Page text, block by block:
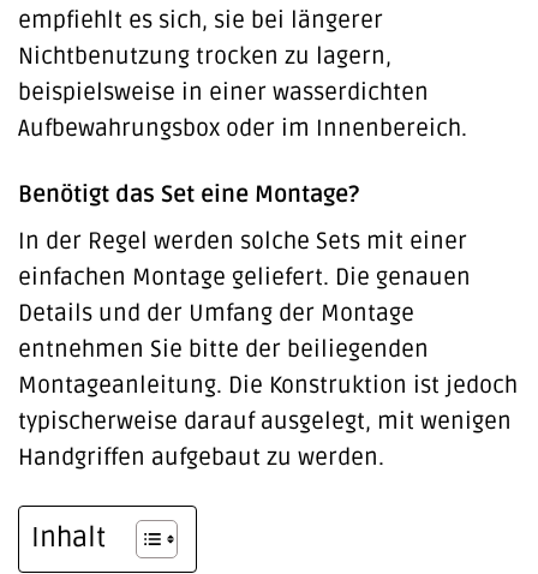
empfiehlt es sich, sie bei längerer
Nichtbenutzung trocken zu lagern,
beispielsweise in einer wasserdichten
Aufbewahrungsbox oder im Innenbereich.
Benötigt das Set eine Montage?
In der Regel werden solche Sets mit einer
einfachen Montage geliefert. Die genauen
Details und der Umfang der Montage
entnehmen Sie bitte der beiliegenden
Montageanleitung. Die Konstruktion ist jedoch
typischerweise darauf ausgelegt, mit wenigen
Handgriffen aufgebaut zu werden.
Inhalt